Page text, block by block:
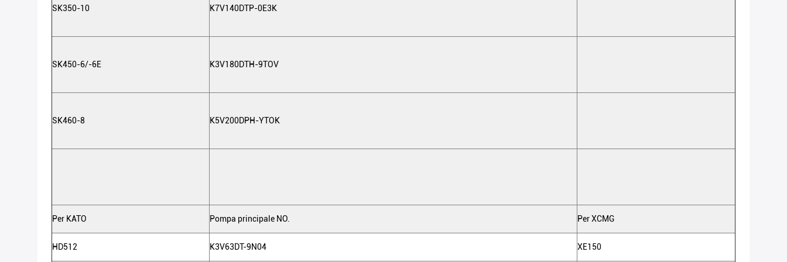
SK350-10 K7V140DTP-0E3K
SK450-6/-6E K3V180DTH-9TOV
SK460-8 K5V200DPH-YTOK
Per KATO Pompa principale NO. Per XCMG
HD512 K3V63DT-9N04 XE150